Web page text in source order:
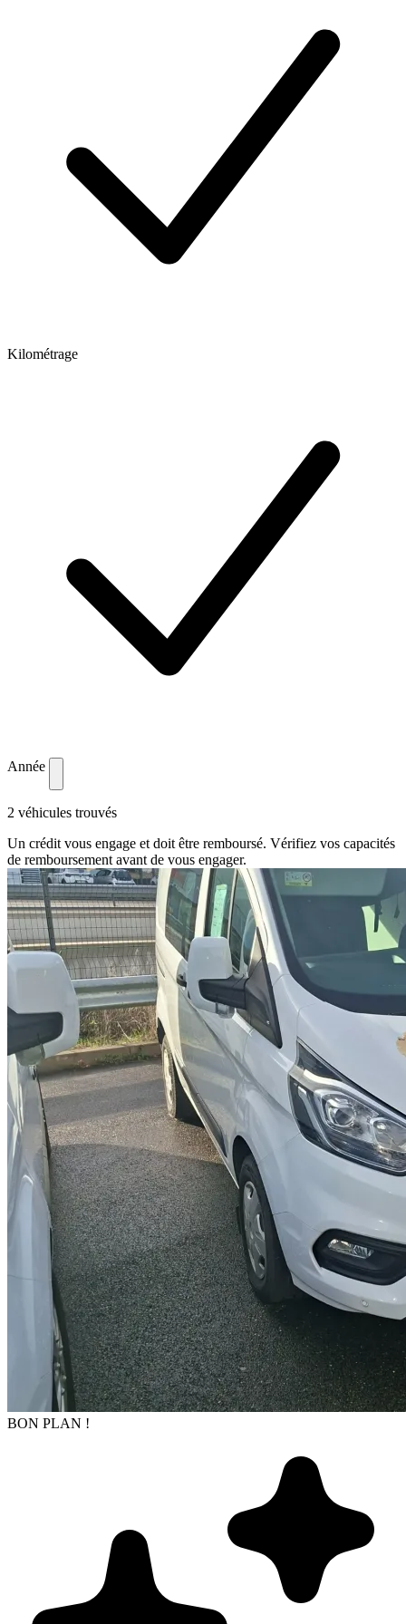
Kilométrage
Année
2 véhicules trouvés
Un crédit vous engage et doit être remboursé. Vérifiez vos capacités
de remboursement avant de vous engager.
BON PLAN !